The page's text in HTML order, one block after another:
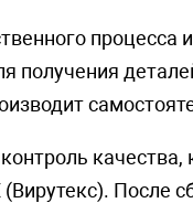
процесса
получения
После